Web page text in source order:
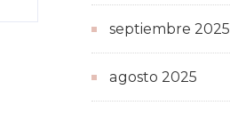
septiembre 2025
agosto 2025